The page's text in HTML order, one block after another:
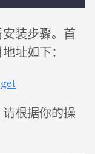
装步骤。首
址如下：
根据你的操